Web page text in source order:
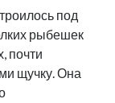
под
рыбешек
почти
щучку. Она